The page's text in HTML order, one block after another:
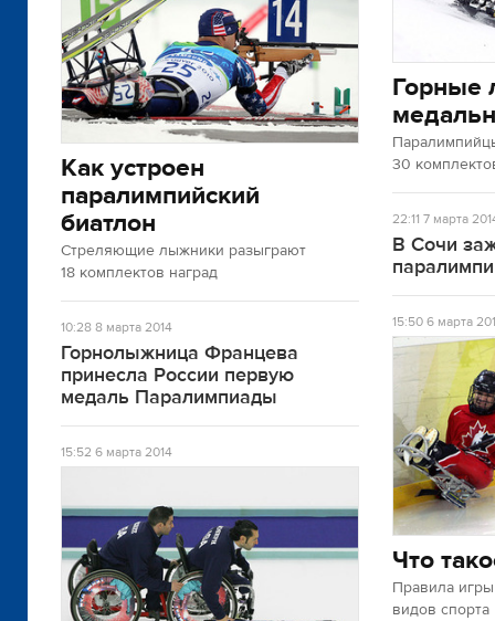
Как устроен
паралимпийский
биатлон
Стреляющие лыжники разыграют
18 комплектов наград
10:288 марта 2014
Горнолыжница Францева
принесла России первую
медаль Паралимпиады
15:52 6 марта 2014
Горные
30
22:11 7 марта
В Сочи
15:506 марта
Что
Правила
видов